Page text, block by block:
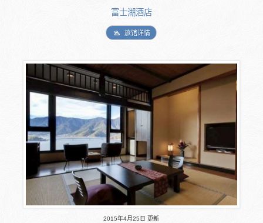
富士湖酒店
旅馆详情
2015年4月25日 更新